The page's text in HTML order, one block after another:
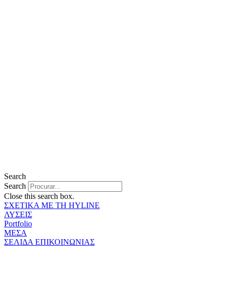
Search
Search
Close this search box.
ΣΧΕΤΙΚΑ ΜΕ ΤΗ HYLINE
ΛΥΣΕΙΣ
Portfolio
ΜΕΣΑ
ΣΕΛΙΔΑ ΕΠΙΚΟΙΝΩΝΙΑΣ